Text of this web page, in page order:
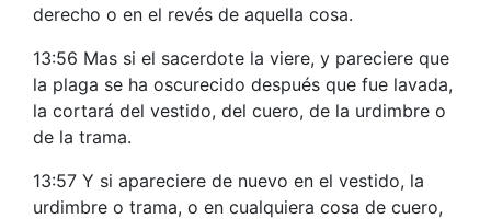
derecho o en el revés de aquella cosa.
13:56 Mas si el sacerdote la viere, y pareciere que
la plaga se ha oscurecido después que fue lavada,
la cortará del vestido, del cuero, de la urdimbre o
de la trama.
13:57 Y si apareciere de nuevo en el vestido, la
urdimbre o trama, o en cualquiera cosa de cuero,